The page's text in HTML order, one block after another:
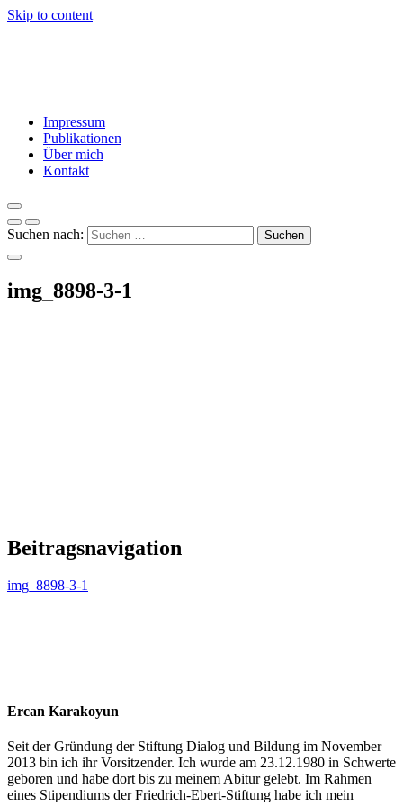
Skip to content
Impressum
Publikationen
Über mich
Kontakt
Suchen nach:
img_8898-3-1
Beitragsnavigation
img_8898-3-1
Ercan Karakoyun
Seit der Gründung der Stiftung Dialog und Bildung im November
2013 bin ich ihr Vorsitzender. Ich wurde am 23.12.1980 in Schwerte
geboren und habe dort bis zu meinem Abitur gelebt. Im Rahmen
eines Stipendiums der Friedrich-Ebert-Stiftung habe ich mein